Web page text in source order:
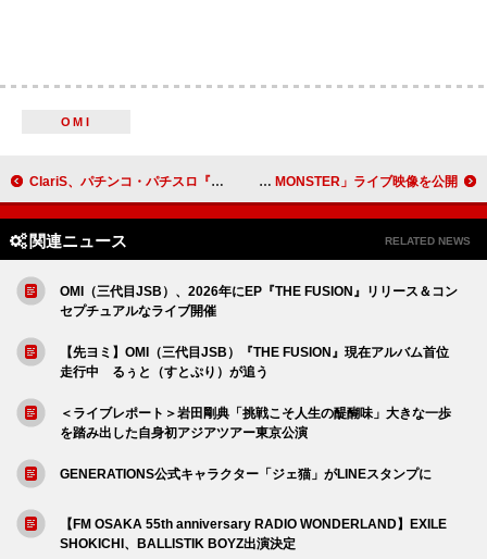
OMI
ClariS、パチンコ・パチスロ『リコリス・リコイル』搭載の新曲「Trigger」配信リリース go!go!vanillas、仙台公演より「SCARY MONSTER」ライブ映像を公開
関連ニュース RELATED NEWS
OMI（三代目JSB）、2026年にEP『THE FUSION』リリース＆コン
セプチュアルなライブ開催
【先ヨミ】OMI（三代目JSB）『THE FUSION』現在アルバム首位
走行中 るぅと（すとぷり）が追う
＜ライブレポート＞岩田剛典「挑戦こそ人生の醍醐味」大きな一歩
を踏み出した自身初アジアツアー東京公演
GENERATIONS公式キャラクター「ジェ猫」がLINEスタンプに
【FM OSAKA 55th anniversary RADIO WONDERLAND】EXILE
SHOKICHI、BALLISTIK BOYZ出演決定